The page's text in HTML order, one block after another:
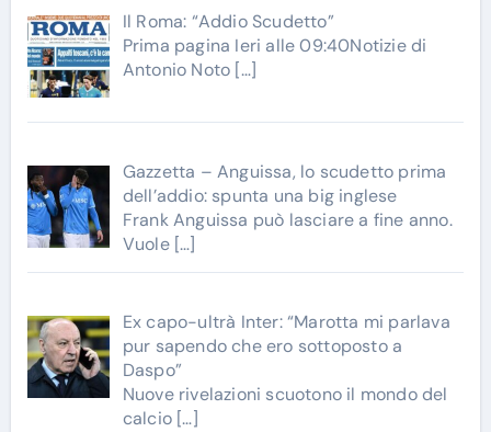
Il Roma: “Addio Scudetto”
Prima pagina Ieri alle 09:40Notizie di
Antonio Noto […]
Gazzetta – Anguissa, lo scudetto prima
dell’addio: spunta una big inglese
Frank Anguissa può lasciare a fine anno.
Vuole […]
Ex capo-ultrà Inter: “Marotta mi parlava
pur sapendo che ero sottoposto a
Daspo”
Nuove rivelazioni scuotono il mondo del
calcio […]